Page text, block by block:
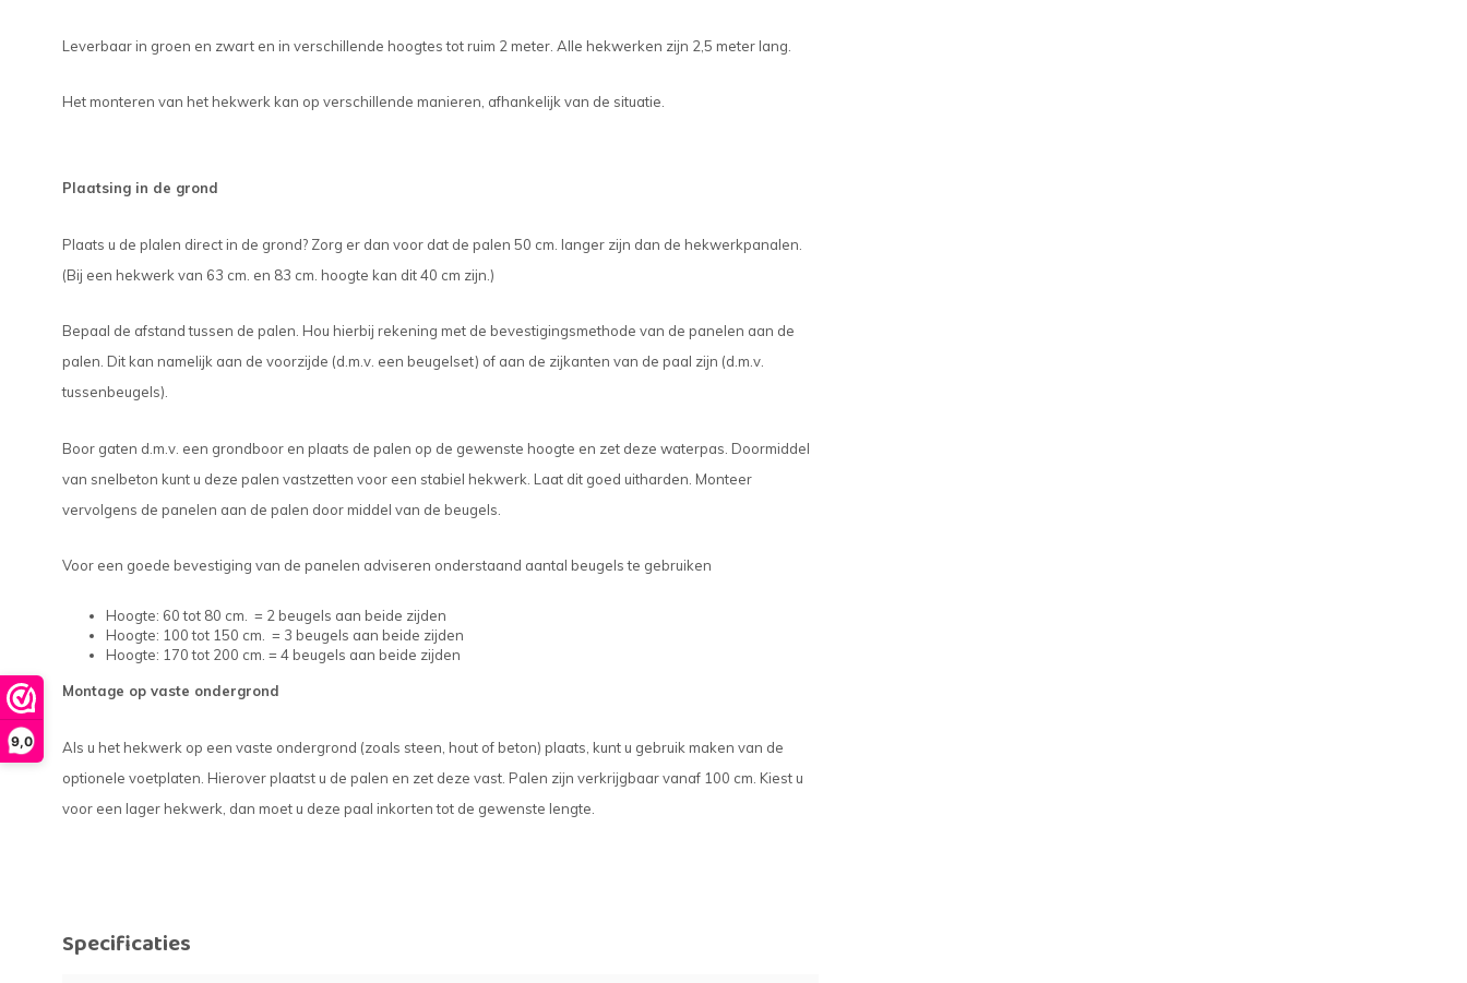
9,0
Leverbaar in groen en zwart en in verschillende hoogtes tot ruim 2 meter. Alle hekwerken zijn 2,5 meter lang.
Het monteren van het hekwerk kan op verschillende manieren, afhankelijk van de situatie.
Plaatsing in de grond
Plaats u de plalen direct in de grond? Zorg er dan voor dat de palen 50 cm. langer zijn dan de hekwerkpanalen.
(Bij een hekwerk van 63 cm. en 83 cm. hoogte kan dit 40 cm zijn.)
Bepaal de afstand tussen de palen. Hou hierbij rekening met de bevestigingsmethode van de panelen aan de
palen. Dit kan namelijk aan de voorzijde (d.m.v. een beugelset) of aan de zijkanten van de paal zijn (d.m.v.
tussenbeugels).
Boor gaten d.m.v. een grondboor en plaats de palen op de gewenste hoogte en zet deze waterpas. Doormiddel
van snelbeton kunt u deze palen vastzetten voor een stabiel hekwerk. Laat dit goed uitharden. Monteer
vervolgens de panelen aan de palen door middel van de beugels.
Voor een goede bevestiging van de panelen adviseren onderstaand aantal beugels te gebruiken
Hoogte: 60 tot 80 cm. = 2 beugels aan beide zijden
Hoogte: 100 tot 150 cm. = 3 beugels aan beide zijden
Hoogte: 170 tot 200 cm. = 4 beugels aan beide zijden
Montage op vaste ondergrond
Als u het hekwerk op een vaste ondergrond (zoals steen, hout of beton) plaats, kunt u gebruik maken van de
optionele voetplaten. Hierover plaatst u de palen en zet deze vast. Palen zijn verkrijgbaar vanaf 100 cm. Kiest u
voor een lager hekwerk, dan moet u deze paal inkorten tot de gewenste lengte.
Specificaties